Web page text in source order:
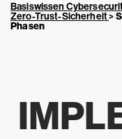
Basiswissen
Zero-Trust-Sicherheit>
Phasen